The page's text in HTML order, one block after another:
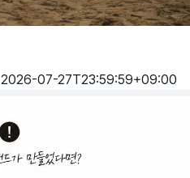
2026-07-27T23:59:59+09:00